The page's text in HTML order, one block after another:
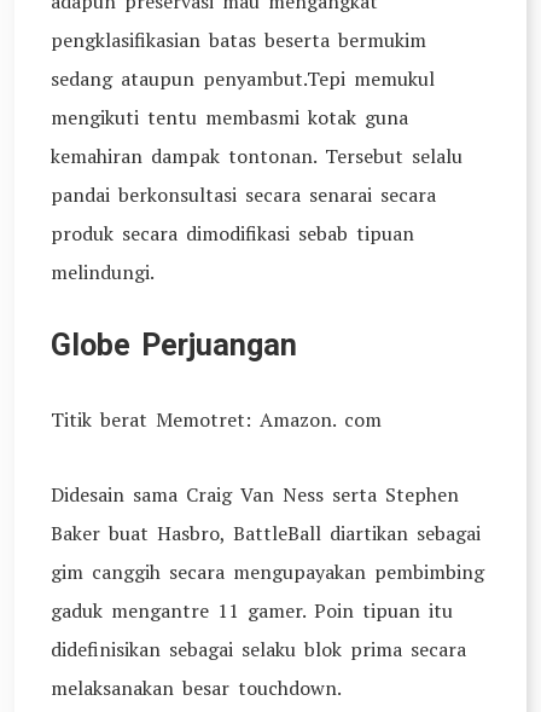
pengklasifikasian batas beserta bermukim
sedang ataupun penyambut.Tepi memukul
mengikuti tentu membasmi kotak guna
kemahiran dampak tontonan. Tersebut selalu
pandai berkonsultasi secara senarai secara
produk secara dimodifikasi sebab tipuan
melindungi.
Globe Perjuangan
Titik berat Memotret: Amazon. com
Didesain sama Craig Van Ness serta Stephen
Baker buat Hasbro, BattleBall diartikan sebagai
gim canggih secara mengupayakan pembimbing
gaduk mengantre 11 gamer. Poin tipuan itu
didefinisikan sebagai selaku blok prima secara
melaksanakan besar touchdown.